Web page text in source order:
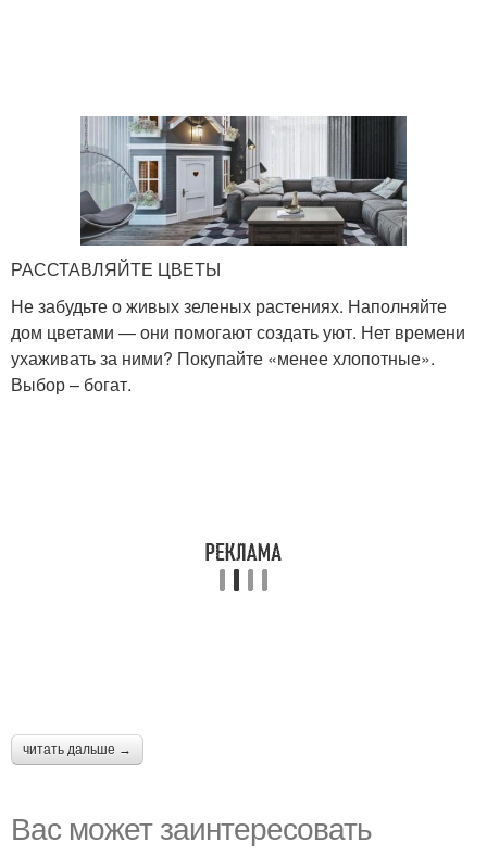
РАССТАВЛЯЙТЕ ЦВЕТЫ
Не забудьте о живых зеленых растениях. Наполняйте
дом цветами — они помогают создать уют. Нет времени
ухаживать за ними? Покупайте «менее хлопотные».
Выбор – богат.
читать дальше →
Вас может заинтересовать